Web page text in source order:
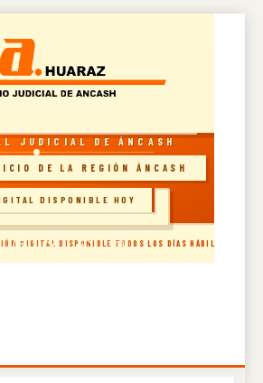
DIGITAL DISPONIBLE TODOS LOS DÍAS HÁBILES
· DIARIO OFICIAL
JUDICIAL DE ÁNCASH
DE LA REGIÓN ÁNCASH
AL SITIO
DISPONIBLE HOY
Oficial
De